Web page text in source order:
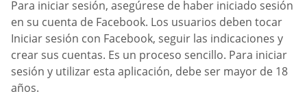
Para iniciar sesión, asegúrese de haber iniciado sesión
en su cuenta de Facebook. Los usuarios deben tocar
Iniciar sesión con Facebook, seguir las indicaciones y
crear sus cuentas. Es un proceso sencillo. Para iniciar
sesión y utilizar esta aplicación, debe ser mayor de 18
años.